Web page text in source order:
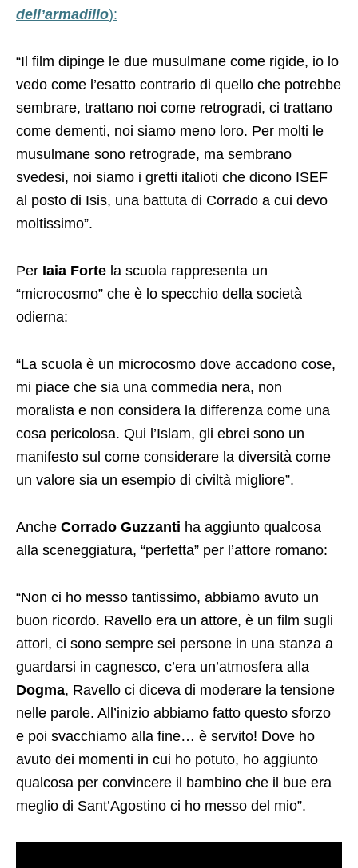
dell’armadillo):
“Il film dipinge le due musulmane come rigide, io lo
vedo come l’esatto contrario di quello che potrebbe
sembrare, trattano noi come retrogradi, ci trattano
come dementi, noi siamo meno loro. Per molti le
musulmane sono retrograde, ma sembrano
svedesi, noi siamo i gretti italioti che dicono ISEF
al posto di Isis, una battuta di Corrado a cui devo
moltissimo”.
Per Iaia Forte la scuola rappresenta un
“microcosmo” che è lo specchio della società
odierna:
“La scuola è un microcosmo dove accadono cose,
mi piace che sia una commedia nera, non
moralista e non considera la differenza come una
cosa pericolosa. Qui l’Islam, gli ebrei sono un
manifesto sul come considerare la diversità come
un valore sia un esempio di civiltà migliore”.
Anche Corrado Guzzanti ha aggiunto qualcosa
alla sceneggiatura, “perfetta” per l’attore romano:
“Non ci ho messo tantissimo, abbiamo avuto un
buon ricordo. Ravello era un attore, è un film sugli
attori, ci sono sempre sei persone in una stanza a
guardarsi in cagnesco, c’era un’atmosfera alla
Dogma, Ravello ci diceva di moderare la tensione
nelle parole. All’inizio abbiamo fatto questo sforzo
e poi svacchiamo alla fine… è servito! Dove ho
avuto dei momenti in cui ho potuto, ho aggiunto
qualcosa per convincere il bambino che il bue era
meglio di Sant’Agostino ci ho messo del mio”.